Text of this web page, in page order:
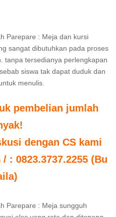
Parepare : Meja dan kursi
sangat dibutuhkan pada proses
tanpa tersedianya perlengkapan
siswa tak dapat duduk dan
menulis.
pembelian jumlah
dengan CS kami
: 0823.3737.2255 (Bu
Parepare : Meja sungguh